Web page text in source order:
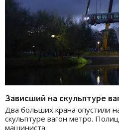
Зависший на скульптуре
Два больших крана опустили
скульптуре вагон метро.
машиниста.